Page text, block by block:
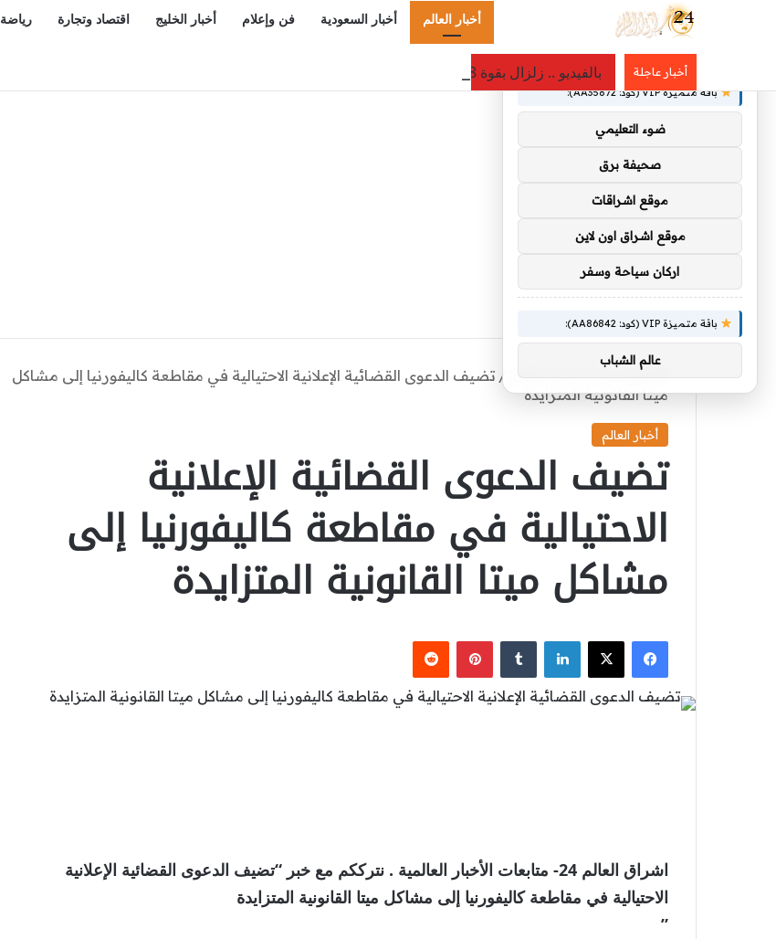
أخبار العالم أخبار السعودية فن وإعلام أخبار الخليج اقتصاد وتجارة رياضة
أخبار عاجلة بالفيديو .. زلزال بقوة 6.8 يهز غرفة عمليات في اليابان والطاقم الطبي يواصل الجراحة
الرئيسية/أخبار العالم / تضيف الدعوى القضائية الإعلانية الاحتيالية في مقاطعة كاليفورنيا إلى مشاكل
ميتا القانونية المتزايدة
أخبار العالم
تضيف الدعوى القضائية الإعلانية
الاحتيالية في مقاطعة كاليفورنيا إلى
مشاكل ميتا القانونية المتزايدة
فيسبوك
‫X لينكدإن بينتيريست
اشراق العالم 24- متابعات الأخبار العالمية . نترككم مع خبر “تضيف الدعوى القضائية الإعلانية
الاحتيالية في مقاطعة كاليفورنيا إلى مشاكل ميتا القانونية المتزايدة
”
باقة متميزة VIP (كود: AA35872):
ضوء التعليمي
صحيفة برق
موقع اشراقات
موقع اشراق اون لاين
اركان سياحة وسفر
باقة متميزة VIP (كود: AA86842):
عالم الشباب